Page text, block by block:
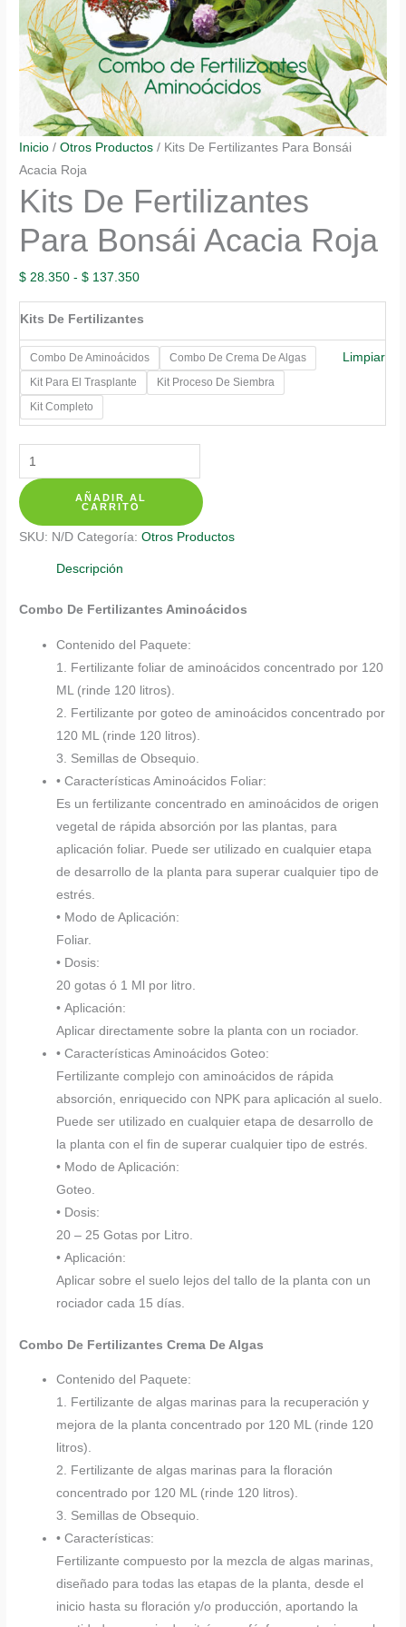
Inicio /Otros Productos / Kits De Fertilizantes Para Bonsái
Acacia Roja
Kits De Fertilizantes
Para Bonsái Acacia Roja
$ 28.350 - $ 137.350Rango
de
precios:
desde
$ 28.350
hasta
Kits De Fertilizantes
Combo De Aminoácidos
Combo De Crema De Algas
Kit Para El Trasplante
Kit Proceso De Siembra
Kit Completo
Limpiar
Kits
De
Fertilizantes
Para
Bonsái
cantidad
AÑADIR AL
CARRITO
SKU: N/D Categoría:Otros Productos
Descripción
Combo De Fertilizantes Aminoácidos
Contenido del Paquete:
1. Fertilizante foliar de aminoácidos concentrado por 120
ML (rinde 120 litros).
2. Fertilizante por goteo de aminoácidos concentrado por
120 ML (rinde 120 litros).
3. Semillas de Obsequio.
• Características Aminoácidos Foliar:
Es un fertilizante concentrado en aminoácidos de origen
vegetal de rápida absorción por las plantas, para
aplicación foliar. Puede ser utilizado en cualquier etapa
de desarrollo de la planta para superar cualquier tipo de
estrés.
• Modo de Aplicación:
Foliar.
• Dosis:
20 gotas ó 1 Ml por litro.
• Aplicación:
Aplicar directamente sobre la planta con un rociador.
• Características Aminoácidos Goteo:
Fertilizante complejo con aminoácidos de rápida
absorción, enriquecido con NPK para aplicación al suelo.
Puede ser utilizado en cualquier etapa de desarrollo de
la planta con el fin de superar cualquier tipo de estrés.
• Modo de Aplicación:
Goteo.
• Dosis:
20 – 25 Gotas por Litro.
• Aplicación:
Aplicar sobre el suelo lejos del tallo de la planta con un
rociador cada 15 días.
Combo De Fertilizantes Crema De Algas
Contenido del Paquete:
1. Fertilizante de algas marinas para la recuperación y
mejora de la planta concentrado por 120 ML (rinde 120
litros).
2. Fertilizante de algas marinas para la floración
concentrado por 120 ML (rinde 120 litros).
3. Semillas de Obsequio.
• Características:
Fertilizante compuesto por la mezcla de algas marinas,
diseñado para todas las etapas de la planta, desde el
inicio hasta su floración y/o producción, aportando la